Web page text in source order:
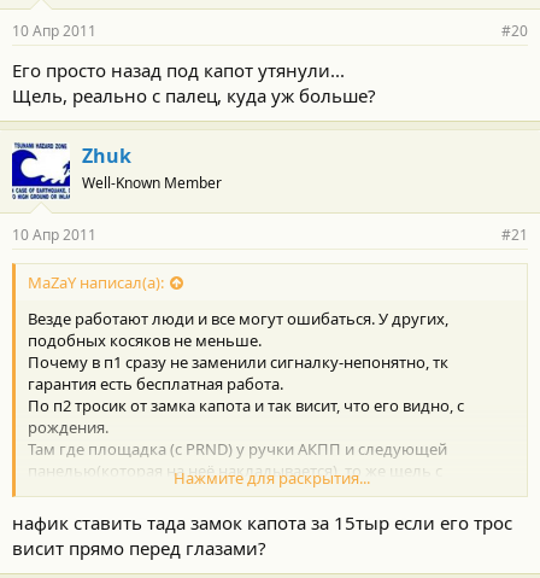
10 Апр 2011 #20
Его просто назад под капот утянули...
Щель, реально с палец, куда уж больше?
Zhuk
Well-Known Member
10 Апр 2011 #21
MaZaY написал(а):
Везде работают люди и все могут ошибаться. У других,
подобных косяков не меньше.
Почему в п1 сразу не заменили сигналку-непонятно, тк
гарантия есть бесплатная работа.
По п2 тросик от замка капота и так висит, что его видно, с
рождения.
Там где площадка (с PRND) у ручки АКПП и следующей
панелью(которая на неё накладывается), то же щель с
рождения.
Нажмите для раскрытия...
нафик ставить тада замок капота за 15тыр если его трос
висит прямо перед глазами?